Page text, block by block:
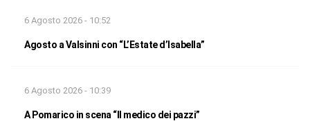
6 Agosto 2026 - 10:52
Agosto a Valsinni con “L’Estate d’Isabella”
6 Agosto 2026 - 10:39
A Pomarico in scena “Il medico dei pazzi”